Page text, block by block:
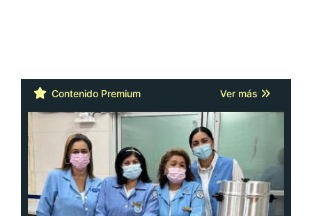
Contenido Premium Ver más